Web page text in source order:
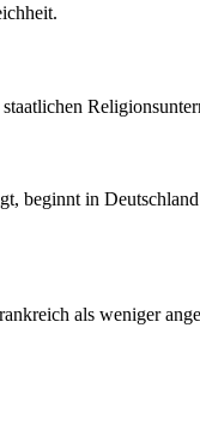
beginnt in
als weniger